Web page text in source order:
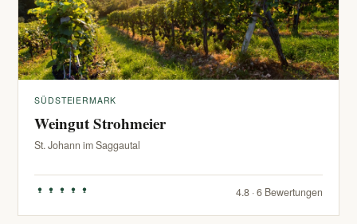
SÜDSTEIERMARK
Weingut Strohmeier
St. Johann im Saggautal
4.8 · 6 Bewertungen